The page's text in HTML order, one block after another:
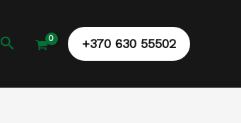
Paieška +370 630 55502